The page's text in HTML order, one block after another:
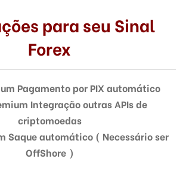
para seu Sinal
Forex
Pagamento por PIX automático
Integração outras APIs de
criptomoedas
Saque automático ( Necessário ser
OffShore )